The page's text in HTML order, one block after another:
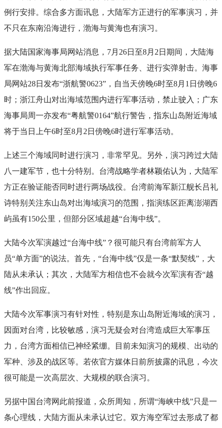
例行安排。综合多方面讯息，大陆军方正进行的军事演习，并
不只在东南沿海进行，渤海与黄海也有演习。
据大陆国家海事局网站消息，7月26日至8月2日期间，大陆海
军在渤海与黄海北部海域执行军事任务、进行实弹射击。海事
局网站28日发布“浙航警0623”，自当天傍晚6时至8月1日傍晚6
时；浙江舟山对出海域范围内进行军事活动，禁止驶入；广东
海事局周一亦发布“粤航警0164”航行警告，指东山岛附近海域
将于当日上午6时至8月2日傍晚6时进行军事活动。
上述三个海域同时进行演习，非常罕见。另外，演习跨过大陆
八一建军节，也十分特别。台湾战略学者林颖佑认为，大陆军
方正在验证能否同时进行两场战役。台湾前海军新江舰长吕礼
诗特别关注东山岛对出海域演习的范围，指演练区距离澎湖西
屿虽有150公里，但部分区域超越“台海中线”。
大陆今次军演越过“台海中线”？很可能只有台湾前军方人
员“单方面”的说法。首先，“台海中线”仅是一条“默契线”，大
陆从未承认；其次，大陆军方相信也不会就今次军演有否“越
线”作出回应。
大陆今次军事演习有针对性，特别是东山岛附近海域的演习，
因面对台湾，比较敏感，演习无疑会对台湾造成巨大军事压
力，台湾方面相信已神经紧绷。目前未知演习的规模、出动的
军种、涉及的战区等。若依官方媒体日前所披露的讯息，今次
很可能是一次高层次、大规模的联合演习。
另据中国台湾网此前报道，众所周知，所谓“海峡中线”只是一
条心理线，大陆方面从未承认过它。双方海空军过去形成了都